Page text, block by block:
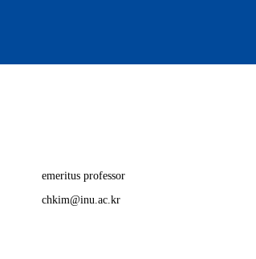
emeritus professor
chkim@inu.ac.kr